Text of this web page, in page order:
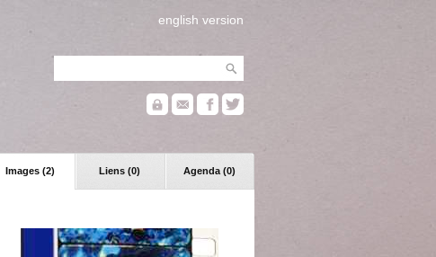
english version
Images (2) Liens (0) Agenda (0)